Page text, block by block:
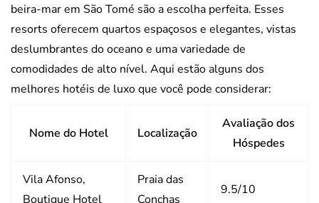
beira-mar em São Tomé são a escolha perfeita. Esses
resorts oferecem quartos espaçosos e elegantes, vistas
deslumbrantes do oceano e uma variedade de
comodidades de alto nível. Aqui estão alguns dos
melhores hotéis de luxo que você pode considerar:
Nome do Hotel Localização
Avaliação dos
Hóspedes
Vila Afonso,
Boutique Hotel
Praia das
Conchas
9.5/10